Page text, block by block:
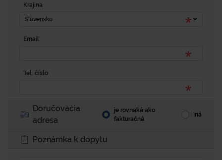
Krajina
Slovensko
Email
Tel. číslo
Doručovacia
adresa
je rovnaká ako
fakturačná
Iná
Poznámka k dopytu